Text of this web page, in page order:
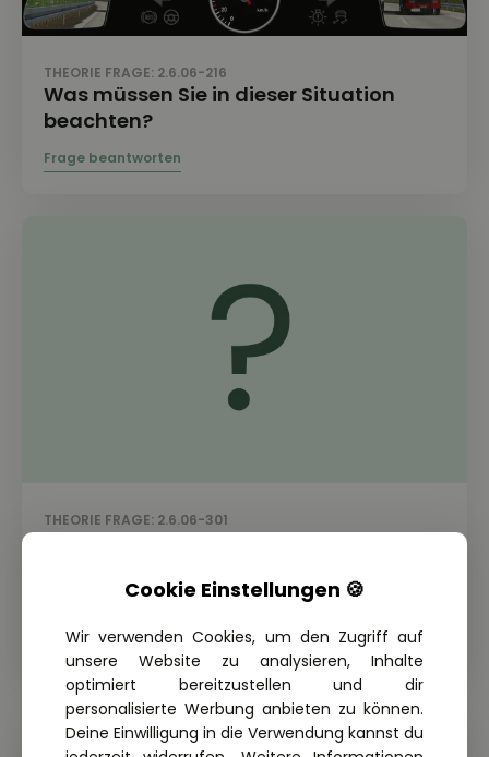
THEORIE FRAGE: 2.6.06-216
Was müssen Sie in dieser Situation
beachten?
THEORIE FRAGE: 2.6.06-301
Wie lang darf ein Zug, bestehend aus
dass Ladung hinausragt, höchstens
Cookie Einstellungen 🍪
Wir verwenden Cookies, um den Zugriff auf
unsere Website zu analysieren, Inhalte
optimiert bereitzustellen und dir
personalisierte Werbung anbieten zu können.
Deine Einwilligung in die Verwendung kannst du